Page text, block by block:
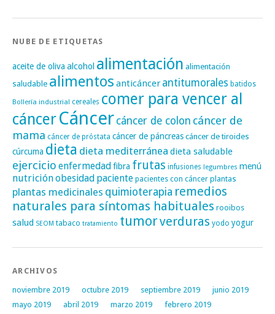
NUBE DE ETIQUETAS
aceite de oliva alcohol alimentación alimentación
saludable alimentos anticáncer antitumorales batidos
Bollería industrial cereales comer para vencer al
cáncerCáncer cáncer de colon cáncer de
mama cáncer de próstata cáncer de páncreascáncer de tiroides
cúrcuma dieta dieta mediterránea dieta saludable
ejercicio enfermedadfibra frutas infusiones legumbres menú
nutriciónobesidad paciente pacientes con cáncer plantas
plantas medicinales quimioterapia remedios
naturales para síntomas habituales rooibos
salud SEOM tabaco tratamiento tumorverduras yodo yogur
ARCHIVOS
noviembre 2019 octubre 2019 septiembre 2019
junio 2019
mayo 2019
abril 2019 marzo 2019
febrero 2019